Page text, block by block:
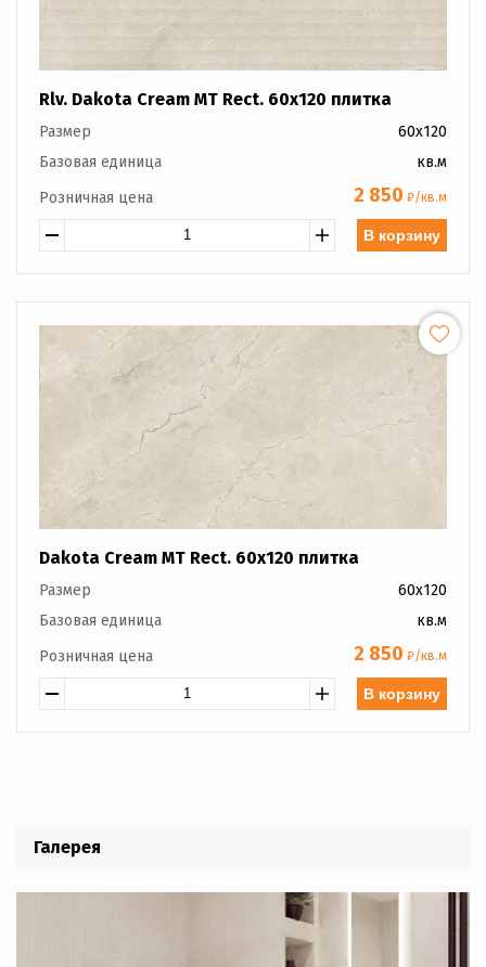
Rlv. Dakota Cream MT Rect. 60x120 плитка
Размер
60x120
Базовая единица
кв.м
Розничная цена
2 850 ₽/кв.м
В корзину
Dakota Cream MT Rect. 60x120 плитка
Размер
60x120
Базовая единица
кв.м
Розничная цена
2 850 ₽/кв.м
В корзину
Галерея